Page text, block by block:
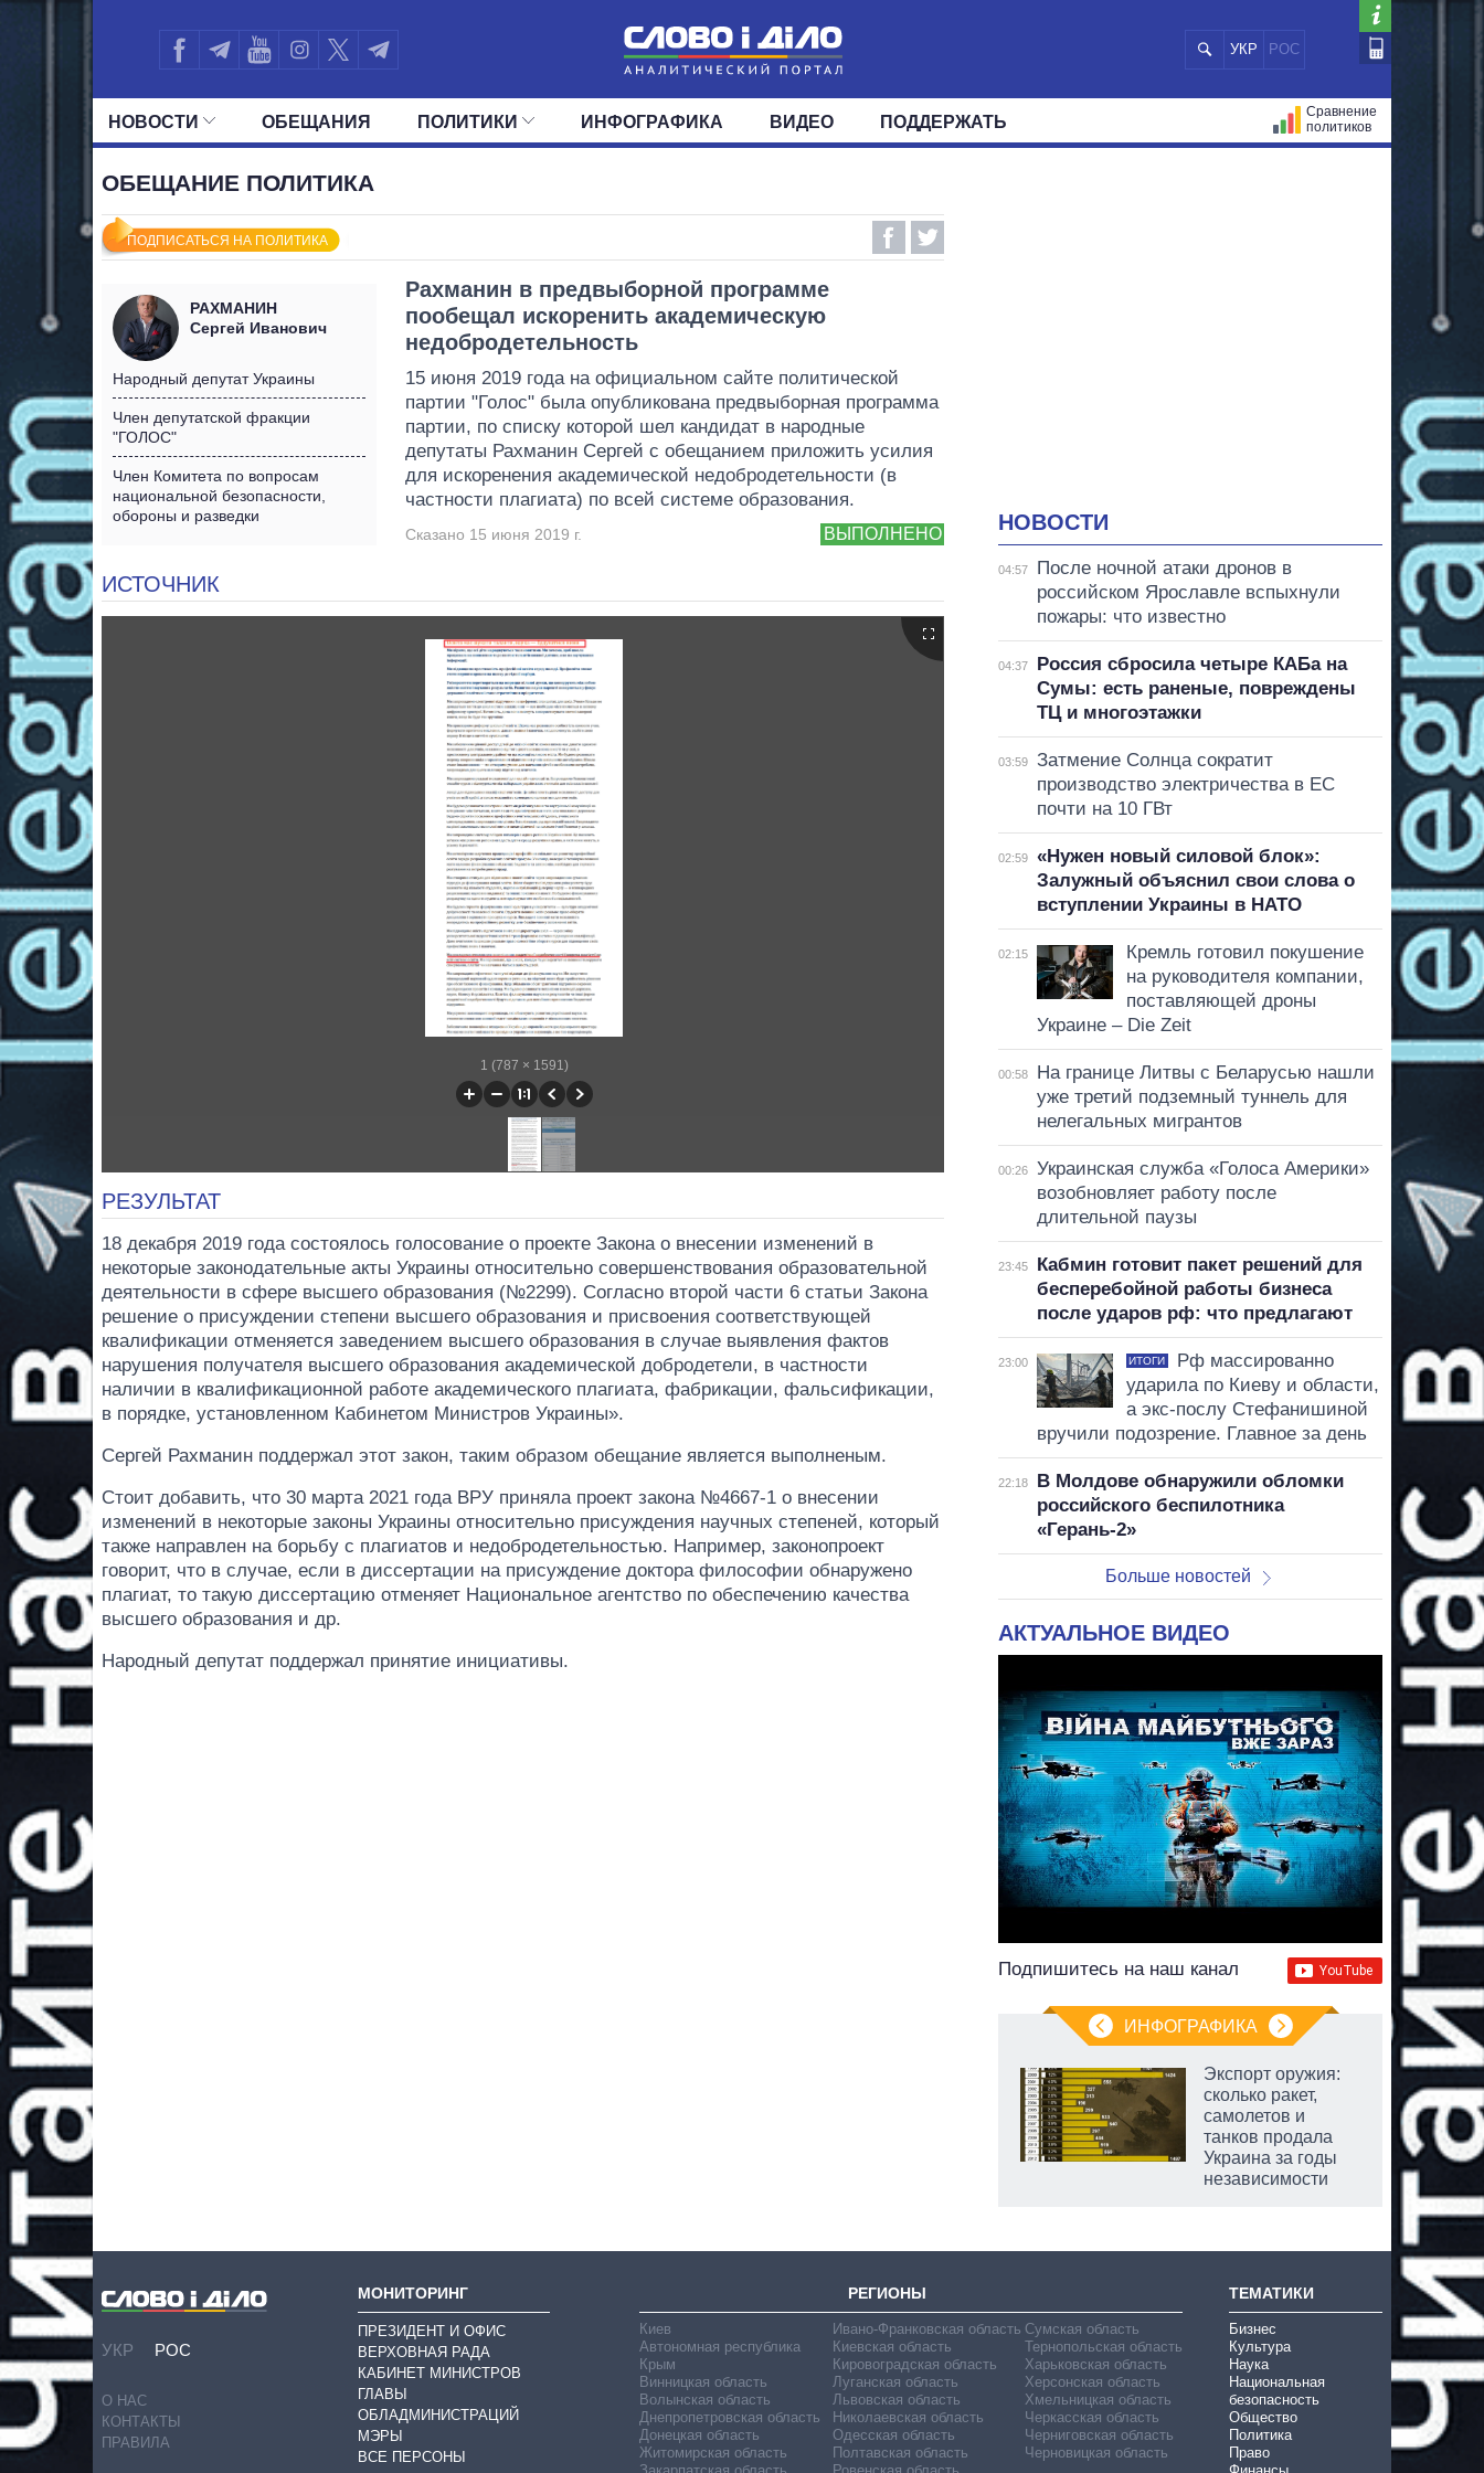
УКР РОС
НОВОСТИ
МИР
ОБЕЩАНИЯ ПОЛИТИКИ
ОКРУГА
ИНФОГРАФИКА ВИДЕО ПОДДЕРЖАТЬ
Сравнение
политиков
ОБЕЩАНИЕ ПОЛИТИКА
ПОДПИСАТЬСЯ НА ПОЛИТИКА
РАХМАНИН
Сергей Иванович
Народный депутат Украины
Член депутатской фракции
"ГОЛОС"
Член Комитета по вопросам
национальной безопасности,
обороны и разведки
Рахманин в предвыборной программе
пообещал искоренить академическую
недобродетельность
15 июня 2019 года на официальном сайте политической
партии "Голос" была опубликована предвыборная программа
партии, по списку которой шел кандидат в народные
депутаты Рахманин Сергей с обещанием приложить усилия
для искоренения академической недобродетельности (в
частности плагиата) по всей системе образования.
ВЫПОЛНЕНО
Сказано 15 июня 2019 г.
ИСТОЧНИК
1 (787 × 1591)
РЕЗУЛЬТАТ
18 декабря 2019 года состоялось голосование о проекте Закона о внесении изменений в
некоторые законодательные акты Украины относительно совершенствования образовательной
деятельности в сфере высшего образования (№2299). Согласно второй части 6 статьи Закона
решение о присуждении степени высшего образования и присвоения соответствующей
квалификации отменяется заведением высшего образования в случае выявления фактов
нарушения получателя высшего образования академической добродетели, в частности
наличии в квалификационной работе академического плагиата, фабрикации, фальсификации,
в порядке, установленном Кабинетом Министров Украины».
Сергей Рахманин поддержал этот закон, таким образом обещание является выполненым.
Стоит добавить, что 30 марта 2021 года ВРУ приняла проект закона №4667-1 о внесении
изменений в некоторые законы Украины относительно присуждения научных степеней, который
также направлен на борьбу с плагиатов и недобродетельностью. Например, законопроект
говорит, что в случае, если в диссертации на присуждение доктора философии обнаружено
плагиат, то такую диссертацию отменяет Национальное агентство по обеспечению качества
высшего образования и др.
Народный депутат поддержал принятие инициативы.
НОВОСТИ
04:57
После ночной атаки дронов в
российском Ярославле вспыхнули
пожары: что известно
04:37
Россия сбросила четыре КАБа на
Сумы: есть раненые, повреждены
ТЦ и многоэтажки
03:59
Затмение Солнца сократит
производство электричества в ЕС
почти на 10 ГВт
02:59
«Нужен новый силовой блок»:
Залужный объяснил свои слова о
вступлении Украины в НАТО
02:15
Кремль готовил покушение
на руководителя компании,
поставляющей дроны
Украине – Die Zeit
00:58
На границе Литвы с Беларусью нашли
уже третий подземный туннель для
нелегальных мигрантов
00:26
Украинская служба «Голоса Америки»
возобновляет работу после
длительной паузы
23:45
Кабмин готовит пакет решений для
бесперебойной работы бизнеса
после ударов рф: что предлагают
23:00 ИТОГИ
Рф массированно
ударила по Киеву и области,
а экс-послу Стефанишиной
вручили подозрение. Главное за день
22:18
В Молдове обнаружили обломки
российского беспилотника
«Герань-2»
Больше новостей
АКТУАЛЬНОЕ ВИДЕО
Подпишитесь на наш канал
ИНФОГРАФИКА
Экспорт оружия:
сколько ракет,
самолетов и
танков продала
Украина за годы
независимости
УКР РОС
О НАС
КОНТАКТЫ
ПРАВИЛА
МОНИТОРИНГ
ПРЕЗИДЕНТ И ОФИС
ВЕРХОВНАЯ РАДА
КАБИНЕТ МИНИСТРОВ
ГЛАВЫ
ОБЛАДМИНИСТРАЦИЙ
МЭРЫ
ВСЕ ПЕРСОНЫ
РЕГИОНЫ
Киев
Автономная республика
Крым
Винницкая область
Волынская область
Днепропетровская область
Донецкая область
Житомирская область
Ивано-Франковская область
Киевская область
Кировоградская область
Луганская область
Львовская область
Николаевская область
Одесская область
Полтавская область
Сумская область
Тернопольская область
Харьковская область
Херсонская область
Хмельницкая область
Черкасская область
Черниговская область
Черновицкая область
ТЕМАТИКИ
Бизнес
Культура
Наука
Национальная
безопасность
Общество
Политика
Право